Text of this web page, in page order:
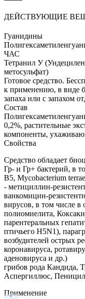
ДЕЙСТВУЮЩИЕ
Гуанидины
ЧАС
Тетранил У
метосульфат)
Готовое средство.
к применению, в виде
запаха или с запахом
Состав
0,2%, растительные
компоненты,
Свойства
Средство обладает
Гр- и Гр+ бактерий, в
B5, Mycobacterium
- метициллин-
ванкомицин-
вирусов, в том числе в
полиомиелита,
парентеральных
птичьего H5N1),
возбудителей острых
коронавируса,
аденовируса и др.)
грибов рода Кандида,
Аспергиллюс,
Применение